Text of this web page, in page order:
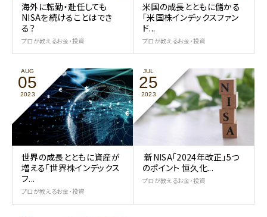
海外に転勤・赴任しても
NISAを続けることはでき
る？
プロが教えるお金・投資
米国の成長とともに儲かる
「米国株インデックスファン
ド...
プロが教えるお金・投資
AUG
05
2023
世界の成長とともに資産が
増える「世界株インデックス
フ...
プロが教えるお金・投資
JUL
25
2023
新NISA「2024年改正」5つ
のポイント 恒久化...
プロが教えるお金・投資